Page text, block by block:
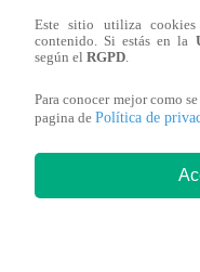
26 de mayo
Este sitio utiliza
contenido. Si estás en la
según el RGPD
Para conocer mejor como
pagina de Política de